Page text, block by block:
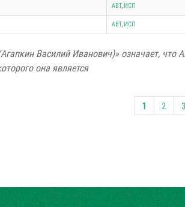
АВТ, ИСП
АВТ, ИСП
Василий Иванович)» означает, что
она является
1 2 3